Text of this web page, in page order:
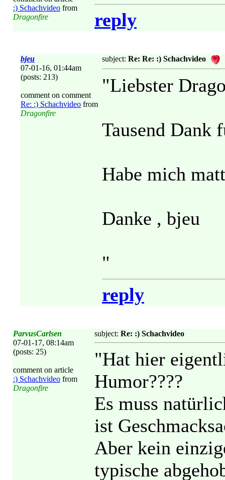
:) Schachvideo from
Dragonfire
reply
bjeu
07-01-16, 01:44am
(posts: 213)
comment on comment
Re: :) Schachvideo from
Dragonfire
subject: Re: Re: :) Schachvideo
"Liebster
Tausend Dank
Habe mich
Danke , bjeu
"
reply
ParvusCarlsen
07-01-17, 08:14am
(posts: 25)
comment on article
:) Schachvideo from
Dragonfire
subject: Re: :) Schachvideo
"Hat hier
Humor????
Es muss
ist
Aber kein
typische